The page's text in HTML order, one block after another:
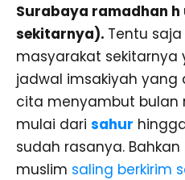
Surabaya ramadhan
sekitarnya). Tentu
masyarakat sekitarnya
jadwal imsakiyah yang
cita menyambut bulan
mulai dari sahur
sudah rasanya.
muslim saling berkirim